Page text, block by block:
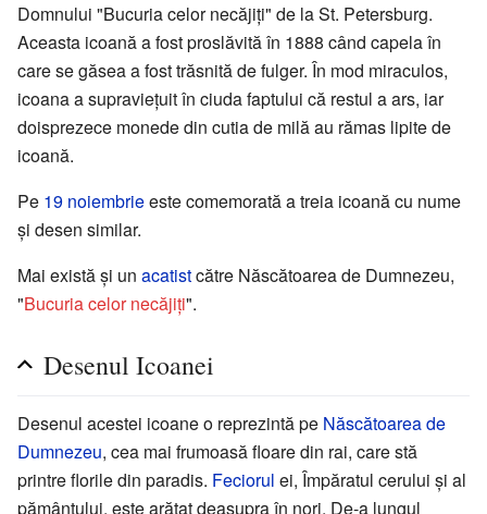
Domnului "Bucuria celor necăjiţi" de la St. Petersburg.
Aceasta icoană a fost proslăvită în 1888 când capela în
care se găsea a fost trăsnită de fulger. În mod miraculos,
icoana a supravieţuit în ciuda faptului că restul a ars, iar
doisprezece monede din cutia de milă au rămas lipite de
icoană.
Pe 19 noiembrieeste comemorată a treia icoană cu nume
şi desen similar.
Mai există şi un acatistcătre Născătoarea de Dumnezeu,
"Bucuria celor necăjiţi".
Desenul Icoanei
Desenul acestei icoane o reprezintă pe Născătoarea de
Dumnezeu, cea mai frumoasă floare din rai, care stă
printre florile din paradis. Feciorul ei, Împăratul cerului şi al
pământului, este arătat deasupra în nori. De-a lungul